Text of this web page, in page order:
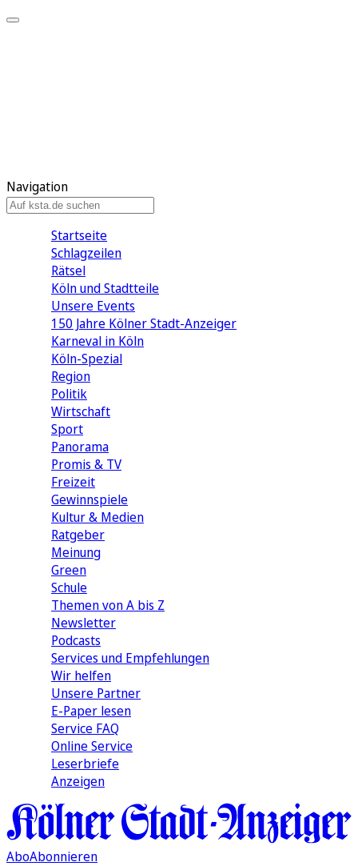
Navigation
Startseite
Schlagzeilen
Rätsel
Köln und Stadtteile
Unsere Events
150 Jahre Kölner Stadt-Anzeiger
Karneval in Köln
Köln-Spezial
Region
Politik
Wirtschaft
Sport
Panorama
Promis & TV
Freizeit
Gewinnspiele
Kultur & Medien
Ratgeber
Meinung
Green
Schule
Themen von A bis Z
Newsletter
Podcasts
Services und Empfehlungen
Wir helfen
Unsere Partner
E-Paper lesen
Service FAQ
Online Service
Leserbriefe
Anzeigen
AboAbonnieren